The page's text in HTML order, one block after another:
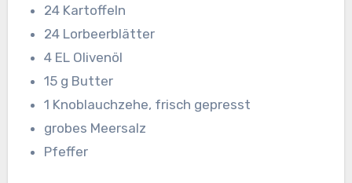
24 Kartoffeln
24 Lorbeerblätter
4 EL Olivenöl
15 g Butter
1 Knoblauchzehe, frisch gepresst
grobes Meersalz
Pfeffer